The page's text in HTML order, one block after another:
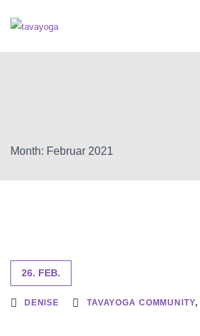
Month: Februar 2021
26. FEB.
DENISE TAVAYOGA COMMUNITY,